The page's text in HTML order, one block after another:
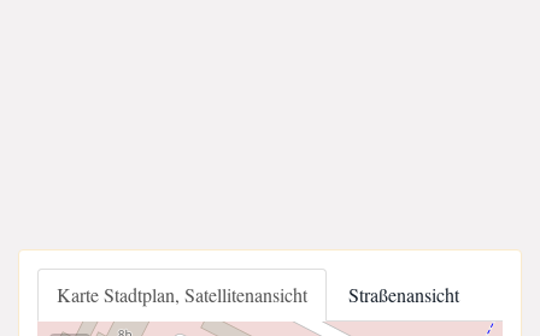
Karte Stadtplan, Satellitenansicht Straßenansicht